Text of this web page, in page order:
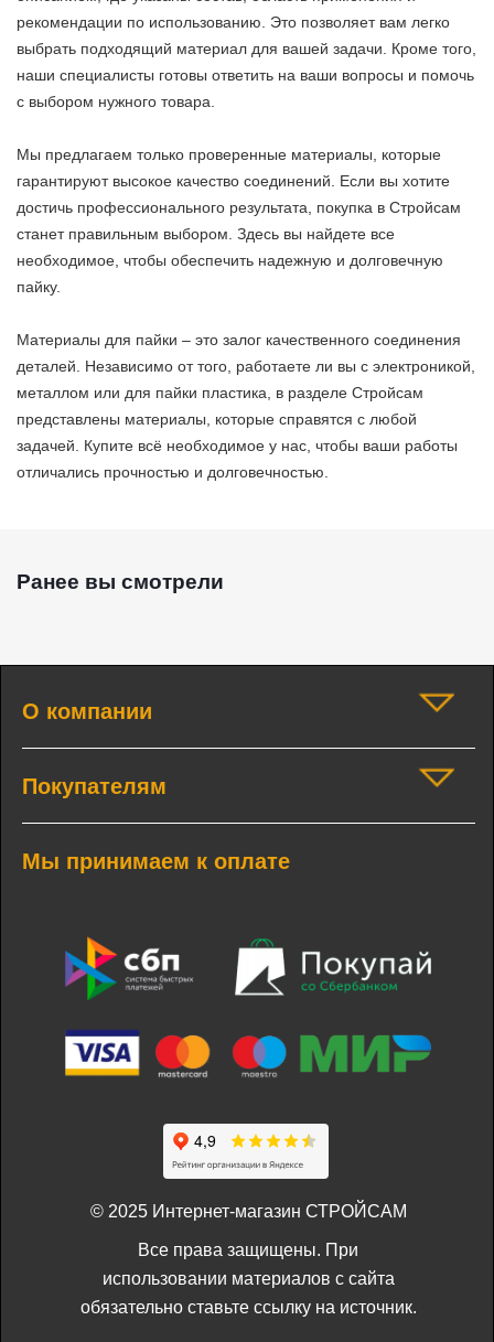
рекомендации по использованию. Это позволяет вам легко
выбрать подходящий материал для вашей задачи. Кроме того,
наши специалисты готовы ответить на ваши вопросы и помочь
с выбором нужного товара.
Мы предлагаем только проверенные материалы, которые
гарантируют высокое качество соединений. Если вы хотите
достичь профессионального результата, покупка в Стройсам
станет правильным выбором. Здесь вы найдете все
необходимое, чтобы обеспечить надежную и долговечную
пайку.
Материалы для пайки – это залог качественного соединения
деталей. Независимо от того, работаете ли вы с электроникой,
металлом или для пайки пластика, в разделе Стройсам
представлены материалы, которые справятся с любой
задачей. Купите всё необходимое у нас, чтобы ваши работы
отличались прочностью и долговечностью.
Ранее вы смотрели
О компании
Покупателям
Мы принимаем к оплате
© 2025 Интернет-магазин СТРОЙСАМ
Все права защищены. При
использовании материалов с сайта
обязательно ставьте ссылку на источник.